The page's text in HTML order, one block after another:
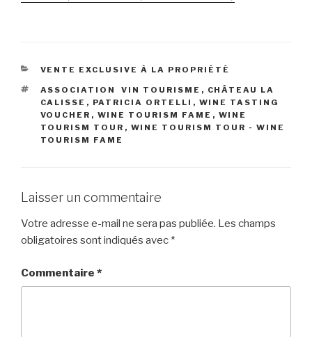
CATÉGORIES
VENTE EXCLUSIVE À LA PROPRIÉTÉ
ÉTIQUETTES
ASSOCIATION VIN TOURISME , CHÂTEAU LA
CALISSE , PATRICIA ORTELLI , WINE TASTING
VOUCHER , WINE TOURISM FAME , WINE
TOURISM TOUR , WINE TOURISM TOUR - WINE
TOURISM FAME
Laisser un commentaire
Votre adresse e-mail ne sera pas publiée. Les champs
obligatoires sont indiqués avec *
Commentaire *